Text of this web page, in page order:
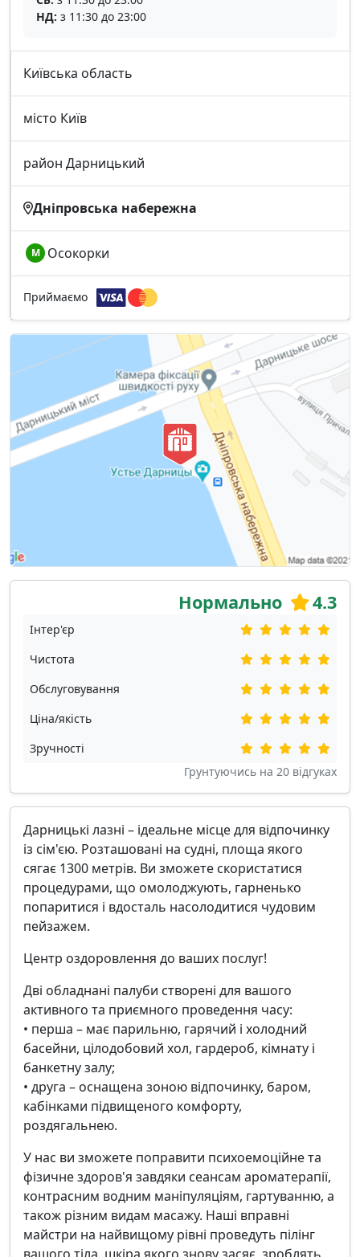
НД: з 11:30 до 23:00
Київська область
місто Київ
район Дарницький
Дніпровська набережна
М Осокорки
Приймаємо
Нормально 4.3
Інтер'єр
Чистота
Обслуговування
Ціна/якість
Зручності
Грунтуючись на 20 відгуках
Дарницькі лазні – ідеальне місце для відпочинку
із сім'єю. Розташовані на судні, площа якого
сягає 1300 метрів. Ви зможете скористатися
процедурами, що омолоджують, гарненько
попаритися і вдосталь насолодитися чудовим
пейзажем.
Центр оздоровлення до ваших послуг!
Дві обладнані палуби створені для вашого
активного та приємного проведення часу:
• перша – має парильню, гарячий і холодний
басейни, цілодобовий хол, гардероб, кімнату і
банкетну залу;
• друга – оснащена зоною відпочинку, баром,
кабінками підвищеного комфорту,
роздягальнею.
У нас ви зможете поправити психоемоційне та
фізичне здоров'я завдяки сеансам ароматерапії,
контрасним водним маніпуляціям, гартуванню, а
також різним видам масажу. Наші вправні
майстри на найвищому рівні проведуть пілінг